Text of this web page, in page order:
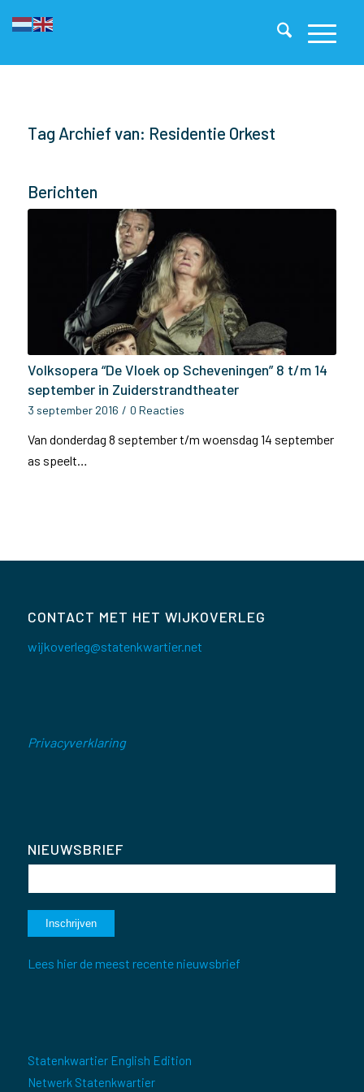
Tag Archief van: Residentie Orkest
Berichten
Volksopera “De Vloek op Scheveningen” 8 t/m 14
september in Zuiderstrandtheater
3 september 2016 / 0 Reacties
Van donderdag 8 september t/m woensdag 14 september
as speelt…
CONTACT MET HET WIJKOVERLEG
wijkoverleg@statenkwartier.net
Privacyverklaring
NIEUWSBRIEF
Lees hier de meest recente nieuwsbrief
Statenkwartier English Edition
Netwerk Statenkwartier